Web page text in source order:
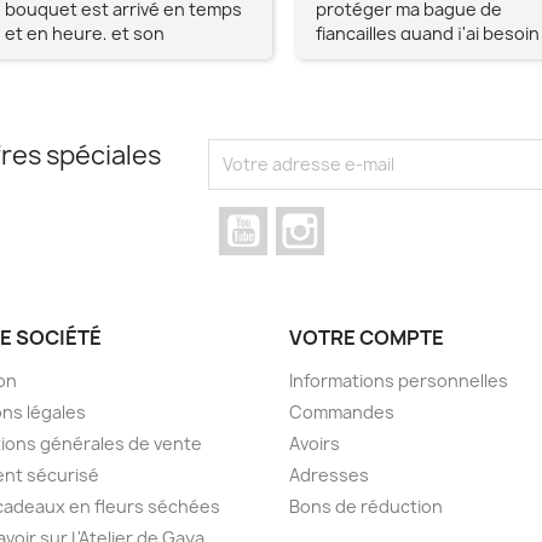
bouquet est arrivé en temps
et en heure, et son
professionnalisme !!
N'hésitez pas Mesdames à lui
protéger ma bague de
fiançailles quand j'ai besoin
spéciales
YouTube
SOCIÉTÉ
légales
générales de vente
sécurisé
en fleurs séchées
VOTRE COMPTE
Informations personnelles
Commandes
Avoirs
Adresses
Bons de réduction